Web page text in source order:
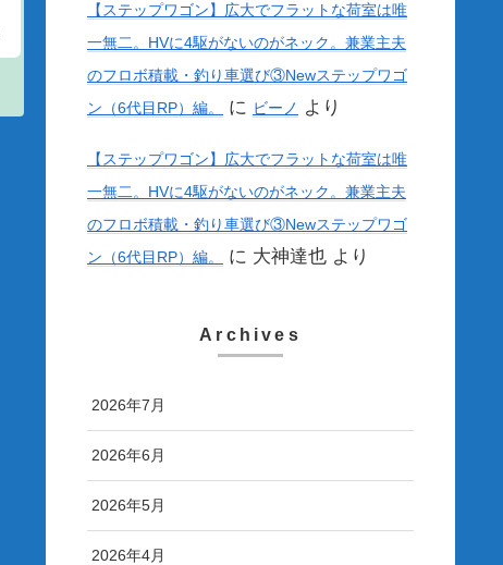
【ステップワゴン】広大でフラットな荷室は唯
一無二。HVに4駆がないのがネック。兼業主夫
のフロボ積載・釣り車選び③Newステップワゴ
ン（6代目RP）編。
に ビーノ より
【ステップワゴン】広大でフラットな荷室は唯
一無二。HVに4駆がないのがネック。兼業主夫
のフロボ積載・釣り車選び③Newステップワゴ
ン（6代目RP）編。
に 大神達也 より
Archives
2026年7月
2026年6月
2026年5月
2026年4月